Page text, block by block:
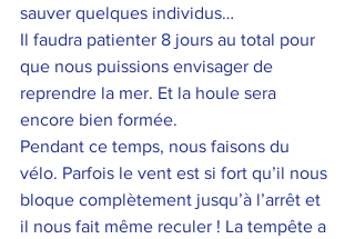
sauver quelques individus…
Il faudra patienter 8 jours au total pour
que nous puissions envisager de
reprendre la mer. Et la houle sera
encore bien formée.
Pendant ce temps, nous faisons du
vélo. Parfois le vent est si fort qu’il nous
bloque complètement jusqu’à l’arrêt et
il nous fait même reculer ! La tempête a